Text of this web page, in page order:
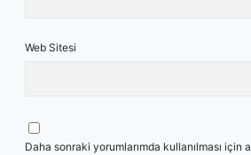
Web Sitesi
Daha sonraki yorumlarımda kullanılması için